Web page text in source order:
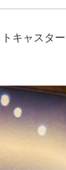
キャスター